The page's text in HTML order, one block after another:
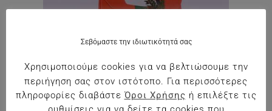
Σεβόμαστε την ιδιωτικότητά σας
Χρησιμοποιούμε cookies για να βελτιώσουμε την
περιήγηση σας στον ιστότοπο. Για περισσότερες
πληροφορίες διαβάστε Όροι Χρήσης ή επιλέξτε τις